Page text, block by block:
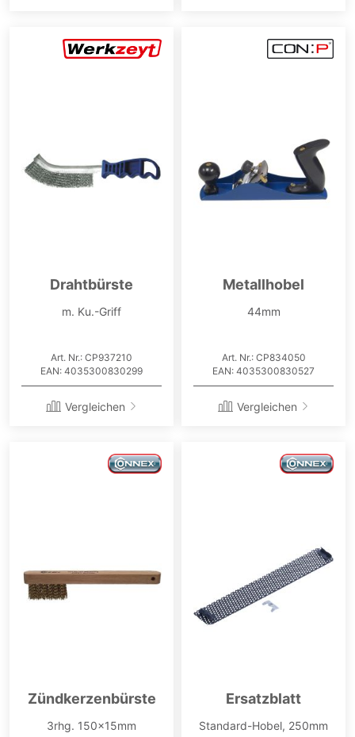
Drahtbürste
m. Ku.-Griff
Art. Nr.: CP937210
EAN: 4035300830299
Vergleichen
Metallhobel
44mm
Art. Nr.: CP834050
EAN: 4035300830527
Vergleichen
Zündkerzenbürste
3rhg. 150x15mm
Ersatzblatt
Standard-Hobel, 250mm